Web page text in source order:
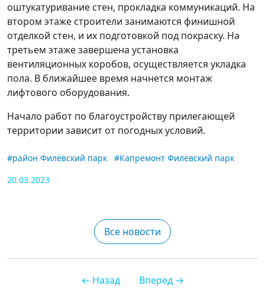
оштукатуривание стен, прокладка коммуникаций. На
втором этаже строители занимаются финишной
отделкой стен, и их подготовкой под покраску. На
третьем этаже завершена установка
вентиляционных коробов, осуществляется укладка
пола. В ближайшее время начнется монтаж
лифтового оборудования.
Начало работ по благоустройству прилегающей
территории зависит от погодных условий.
#район Филёвский парк
#Капремонт Филёвский парк
20.03.2023
Все новости
← Назад Вперед →